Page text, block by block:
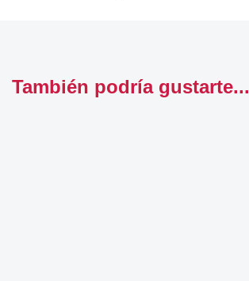
También podría gustarte...